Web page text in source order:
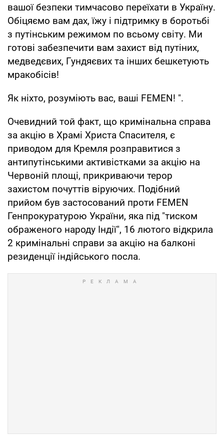
вашої безпеки тимчасово переїхати в Україну.
Обіцяємо вам дах, їжу і підтримку в боротьбі
з путінським режимом по всьому світу. Ми
готові забезпечити вам захист від путіних,
медведєвих, Гундяєвих та інших бешкетують
мракобісів!
Як ніхто, розуміють вас, ваші FEMEN! ".
Очевидний той факт, що кримінальна справа
за акцію в Храмі Христа Спасителя, є
приводом для Кремля розправитися з
антипутінськими активістками за акцію на
Червоній площі, прикриваючи терор
захистом почуттів віруючих. Подібний
прийом був застосований проти FEMEN
Генпрокуратурою України, яка під "тиском
ображеного народу Індії", 16 лютого відкрила
2 кримінальні справи за акцію на балконі
резиденції індійського посла.